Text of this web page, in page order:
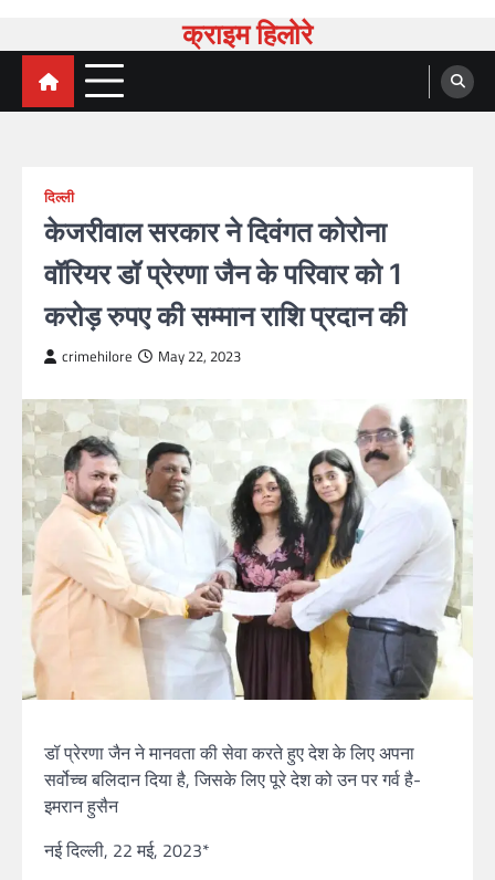
क्राइम हिलोरे
दिल्ली
केजरीवाल सरकार ने दिवंगत कोरोना
वॉरियर डॉ प्रेरणा जैन के परिवार को 1
करोड़ रुपए की सम्मान राशि प्रदान की
crimehilore May 22, 2023
डॉ प्रेरणा जैन ने मानवता की सेवा करते हुए देश के लिए अपना
सर्वोच्च बलिदान दिया है, जिसके लिए पूरे देश को उन पर गर्व है-
इमरान हुसैन
नई दिल्ली, 22 मई, 2023*